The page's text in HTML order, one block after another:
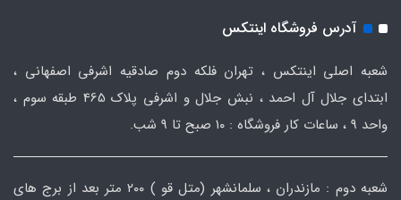
آدرس فروشگاه اینتکس
شعبه اصلی اینتکس ، تهران فلکه دوم صادقیه اشرفی اصفهانی ،
ابتدای جلال آل احمد ، نبش جلال و اشرفی پلاک 465 طبقه سوم ،
واحد ۹ ، ساعات کار فروشگاه : ۱۰ صبح تا ۹ شب.
شعبه دوم : مازندران ، سلمانشهر (متل قو ) ۲۰۰ متر بعد از برج های